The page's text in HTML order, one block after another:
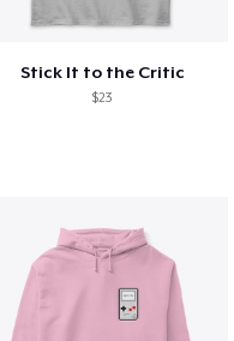
Stick It to the Critic
$23